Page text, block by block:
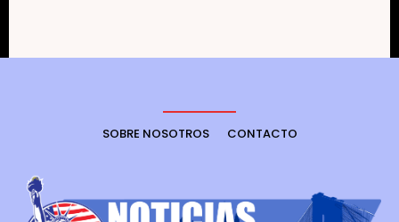
SOBRE NOSOTROS CONTACTO